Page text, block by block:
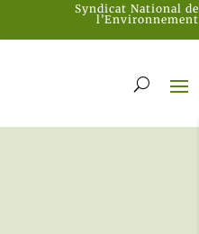
Syndicat National de
l’Environnement